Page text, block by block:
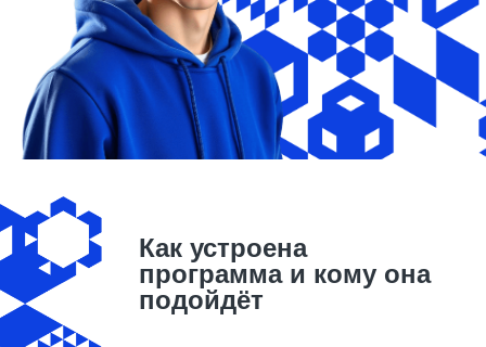
Как устроена
программа и кому она
подойдёт